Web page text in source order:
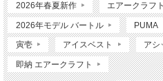
2026年春夏新作 エアークラフト
2026年モデル バートル PUMA
寅壱 アイスベスト アシ
即納 エアークラフト